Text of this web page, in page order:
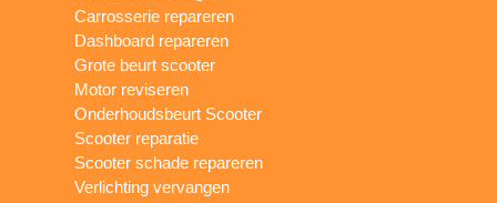
Carrosserie repareren
Dashboard repareren
Grote beurt scooter
Motor reviseren
Onderhoudsbeurt Scooter
Scooter reparatie
Scooter schade repareren
Verlichting vervangen